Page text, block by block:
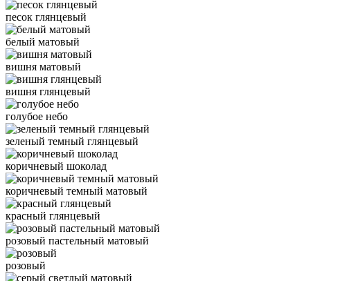
песок глянцевый
белый матовый
вишня матовый
вишня глянцевый
голубое небо
зеленый темный глянцевый
коричневый шоколад
коричневый темный матовый
красный глянцевый
розовый пастельный матовый
розовый